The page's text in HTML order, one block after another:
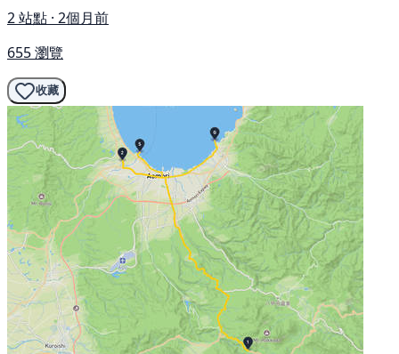
2 站點 · 2個月前
655 瀏覽
收藏